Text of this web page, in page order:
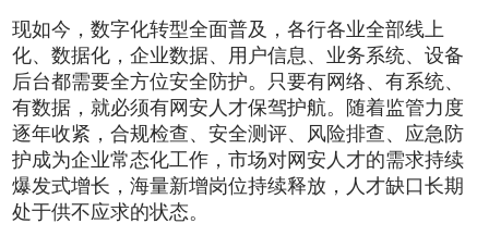
现如今，数字化转型全面普及，各行各业全部线上
化、数据化，企业数据、用户信息、业务系统、设备
后台都需要全方位安全防护。只要有网络、有系统、
有数据，就必须有网安人才保驾护航。随着监管力度
逐年收紧，合规检查、安全测评、风险排查、应急防
护成为企业常态化工作，市场对网安人才的需求持续
爆发式增长，海量新增岗位持续释放，人才缺口长期
处于供不应求的状态。